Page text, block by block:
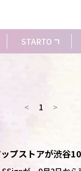
STARTO
<
1 >
プストアが渋谷